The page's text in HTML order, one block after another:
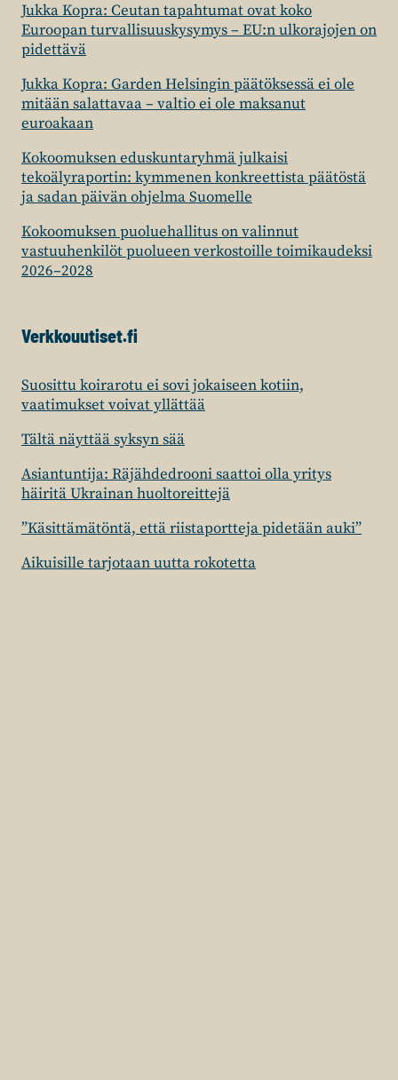
Jukka Kopra: Ceutan tapahtumat ovat koko
Euroopan turvallisuuskysymys – EU:n ulkorajojen on
pidettävä
Jukka Kopra: Garden Helsingin päätöksessä ei ole
mitään salattavaa – valtio ei ole maksanut
euroakaan
Kokoomuksen eduskuntaryhmä julkaisi
tekoälyraportin: kymmenen konkreettista päätöstä
ja sadan päivän ohjelma Suomelle
Kokoomuksen puoluehallitus on valinnut
vastuuhenkilöt puolueen verkostoille toimikaudeksi
2026–2028
Verkkouutiset.fi
Suosittu koirarotu ei sovi jokaiseen kotiin,
vaatimukset voivat yllättää
Tältä näyttää syksyn sää
Asiantuntija: Räjähdedrooni saattoi olla yritys
häiritä Ukrainan huoltoreittejä
”Käsittämätöntä, että riistaportteja pidetään auki”
Aikuisille tarjotaan uutta rokotetta